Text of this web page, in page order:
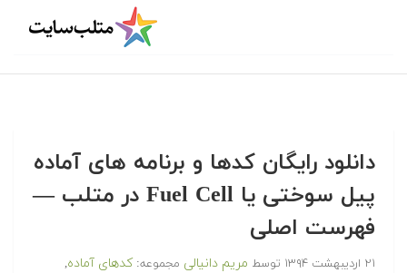
دانلود رایگان کدها و برنامه های آماده
پیل سوختی یا Fuel Cell در متلب‬‬ —
فهرست اصلی
۲۱ اردیبهشت ۱۳۹۴ توسط مریم دانیالی مجموعه:کدهای آماده,